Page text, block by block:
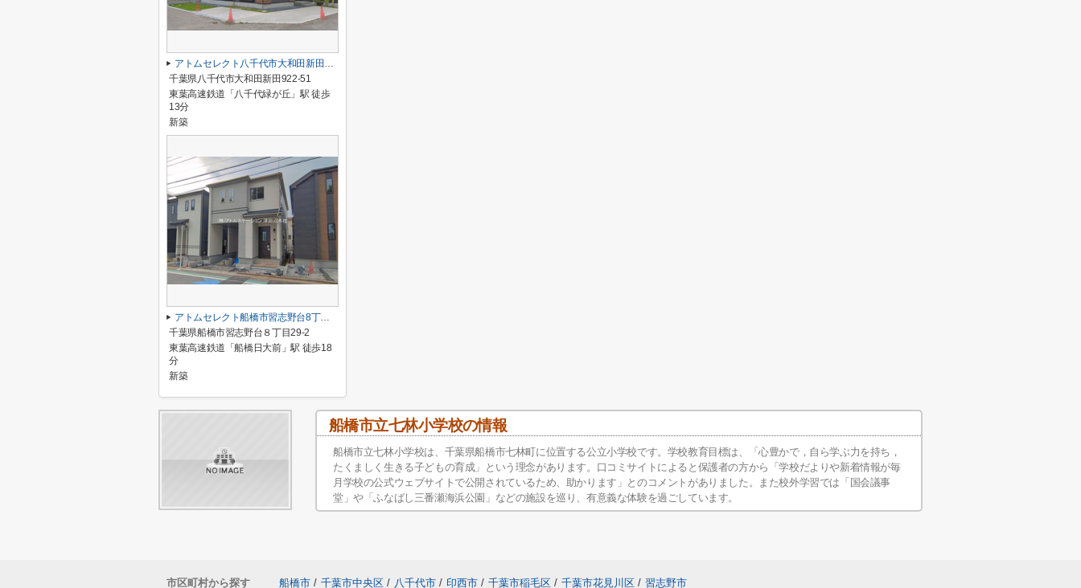
アトムセレクト八千代市大和田新田２期１号棟
千葉県八千代市大和田新田922-51
東葉高速鉄道「八千代緑が丘」駅 徒歩
13分
新築
アトムセレクト船橋市習志野台8丁目1905番B号棟
千葉県船橋市習志野台８丁目29-2
東葉高速鉄道「船橋日大前」駅 徒歩18
分
新築
船橋市立七林小学校の情報
船橋市立七林小学校は、千葉県船橋市七林町に位置する公立小学校です。学校教育目標は、「心豊かで，自ら学ぶ力を持ち，
たくましく生きる子どもの育成」という理念があります。口コミサイトによると保護者の方から「学校だよりや新着情報が毎
月学校の公式ウェブサイトで公開されているため、助かります」とのコメントがありました。また校外学習では「国会議事
堂」や「ふなばし三番瀬海浜公園」などの施設を巡り、有意義な体験を過ごしています。
市区町村から探す 船橋市 / 千葉市中央区 / 八千代市 / 印西市 / 千葉市稲毛区 / 千葉市花見川区 / 習志野市